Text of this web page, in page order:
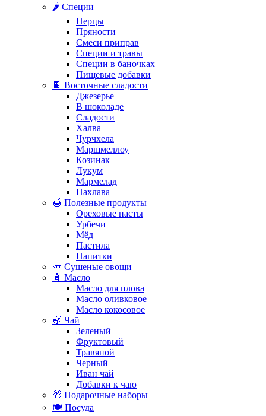
🌶️ Специи
Перцы
Пряности
Смеси приправ
Специи и травы
Специи в баночках
Пищевые добавки
🍫 Восточные сладости
Джезерье
В шоколаде
Сладости
Халва
Чурчхела
Маршмеллоу
Козинак
Лукум
Мармелад
Пахлава
🍯 Полезные продукты
Ореховые пасты
Урбечи
Мёд
Пастила
Напитки
🥕 Сушеные овощи
🧴 Масло
Масло для плова
Масло оливковое
Масло кокосовое
🍃 Чай
Зеленый
Фруктовый
Травяной
Черный
Иван чай
Добавки к чаю
🎁 Подарочные наборы
🍽️ Посуда